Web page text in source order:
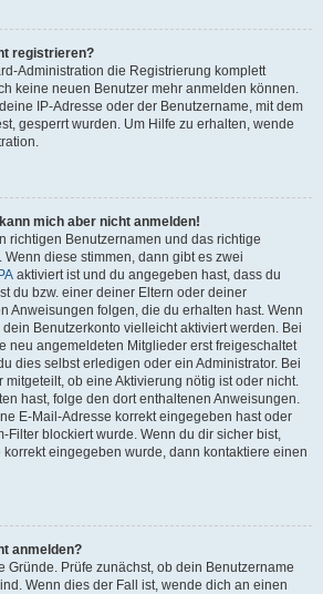
registrieren?
Administration die Registrierung komplett
keine neuen Benutzer mehr anmelden können.
IP-Adresse oder der Benutzername, mit dem
gesperrt wurden. Um Hilfe zu erhalten, wende
mich aber nicht anmelden!
richtigen Benutzernamen und das richtige
diese stimmen, dann gibt es zwei
aktiviert ist und du angegeben hast, dass du
du bzw. einer deiner Eltern oder deiner
Anweisungen folgen, die du erhalten hast. Wenn
Benutzerkonto vielleicht aktiviert werden. Bei
neu angemeldeten Mitglieder erst freigeschaltet
dies selbst erledigen oder ein Administrator. Bei
ob eine Aktivierung nötig ist oder nicht.
hast, folge den dort enthaltenen Anweisungen.
E-Mail-Adresse korrekt eingegeben hast oder
Filter blockiert wurde. Wenn du dir sicher bist,
eingegeben wurde, dann kontaktiere einen
anmelden?
Gründe. Prüfe zunächst, ob dein Benutzername
Wenn dies der Fall ist, wende dich an einen